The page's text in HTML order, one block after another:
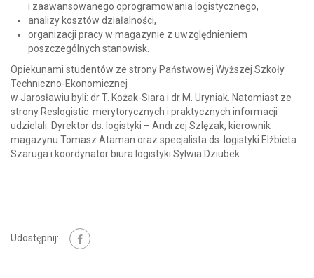
i zaawansowanego oprogramowania logistycznego,
analizy kosztów działalności,
organizacji pracy w magazynie z uwzględnieniem
poszczególnych stanowisk.
Opiekunami studentów ze strony Państwowej Wyższej Szkoły
Techniczno-Ekonomicznej
w Jarosławiu byli: dr T. Kożak-Siara i dr M. Uryniak. Natomiast ze
strony Reslogistic merytorycznych i praktycznych informacji
udzielali: Dyrektor ds. logistyki – Andrzej Szlęzak, kierownik
magazynu Tomasz Ataman oraz specjalista ds. logistyki Elżbieta
Szaruga i koordynator biura logistyki Sylwia Dziubek.
Udostępnij: